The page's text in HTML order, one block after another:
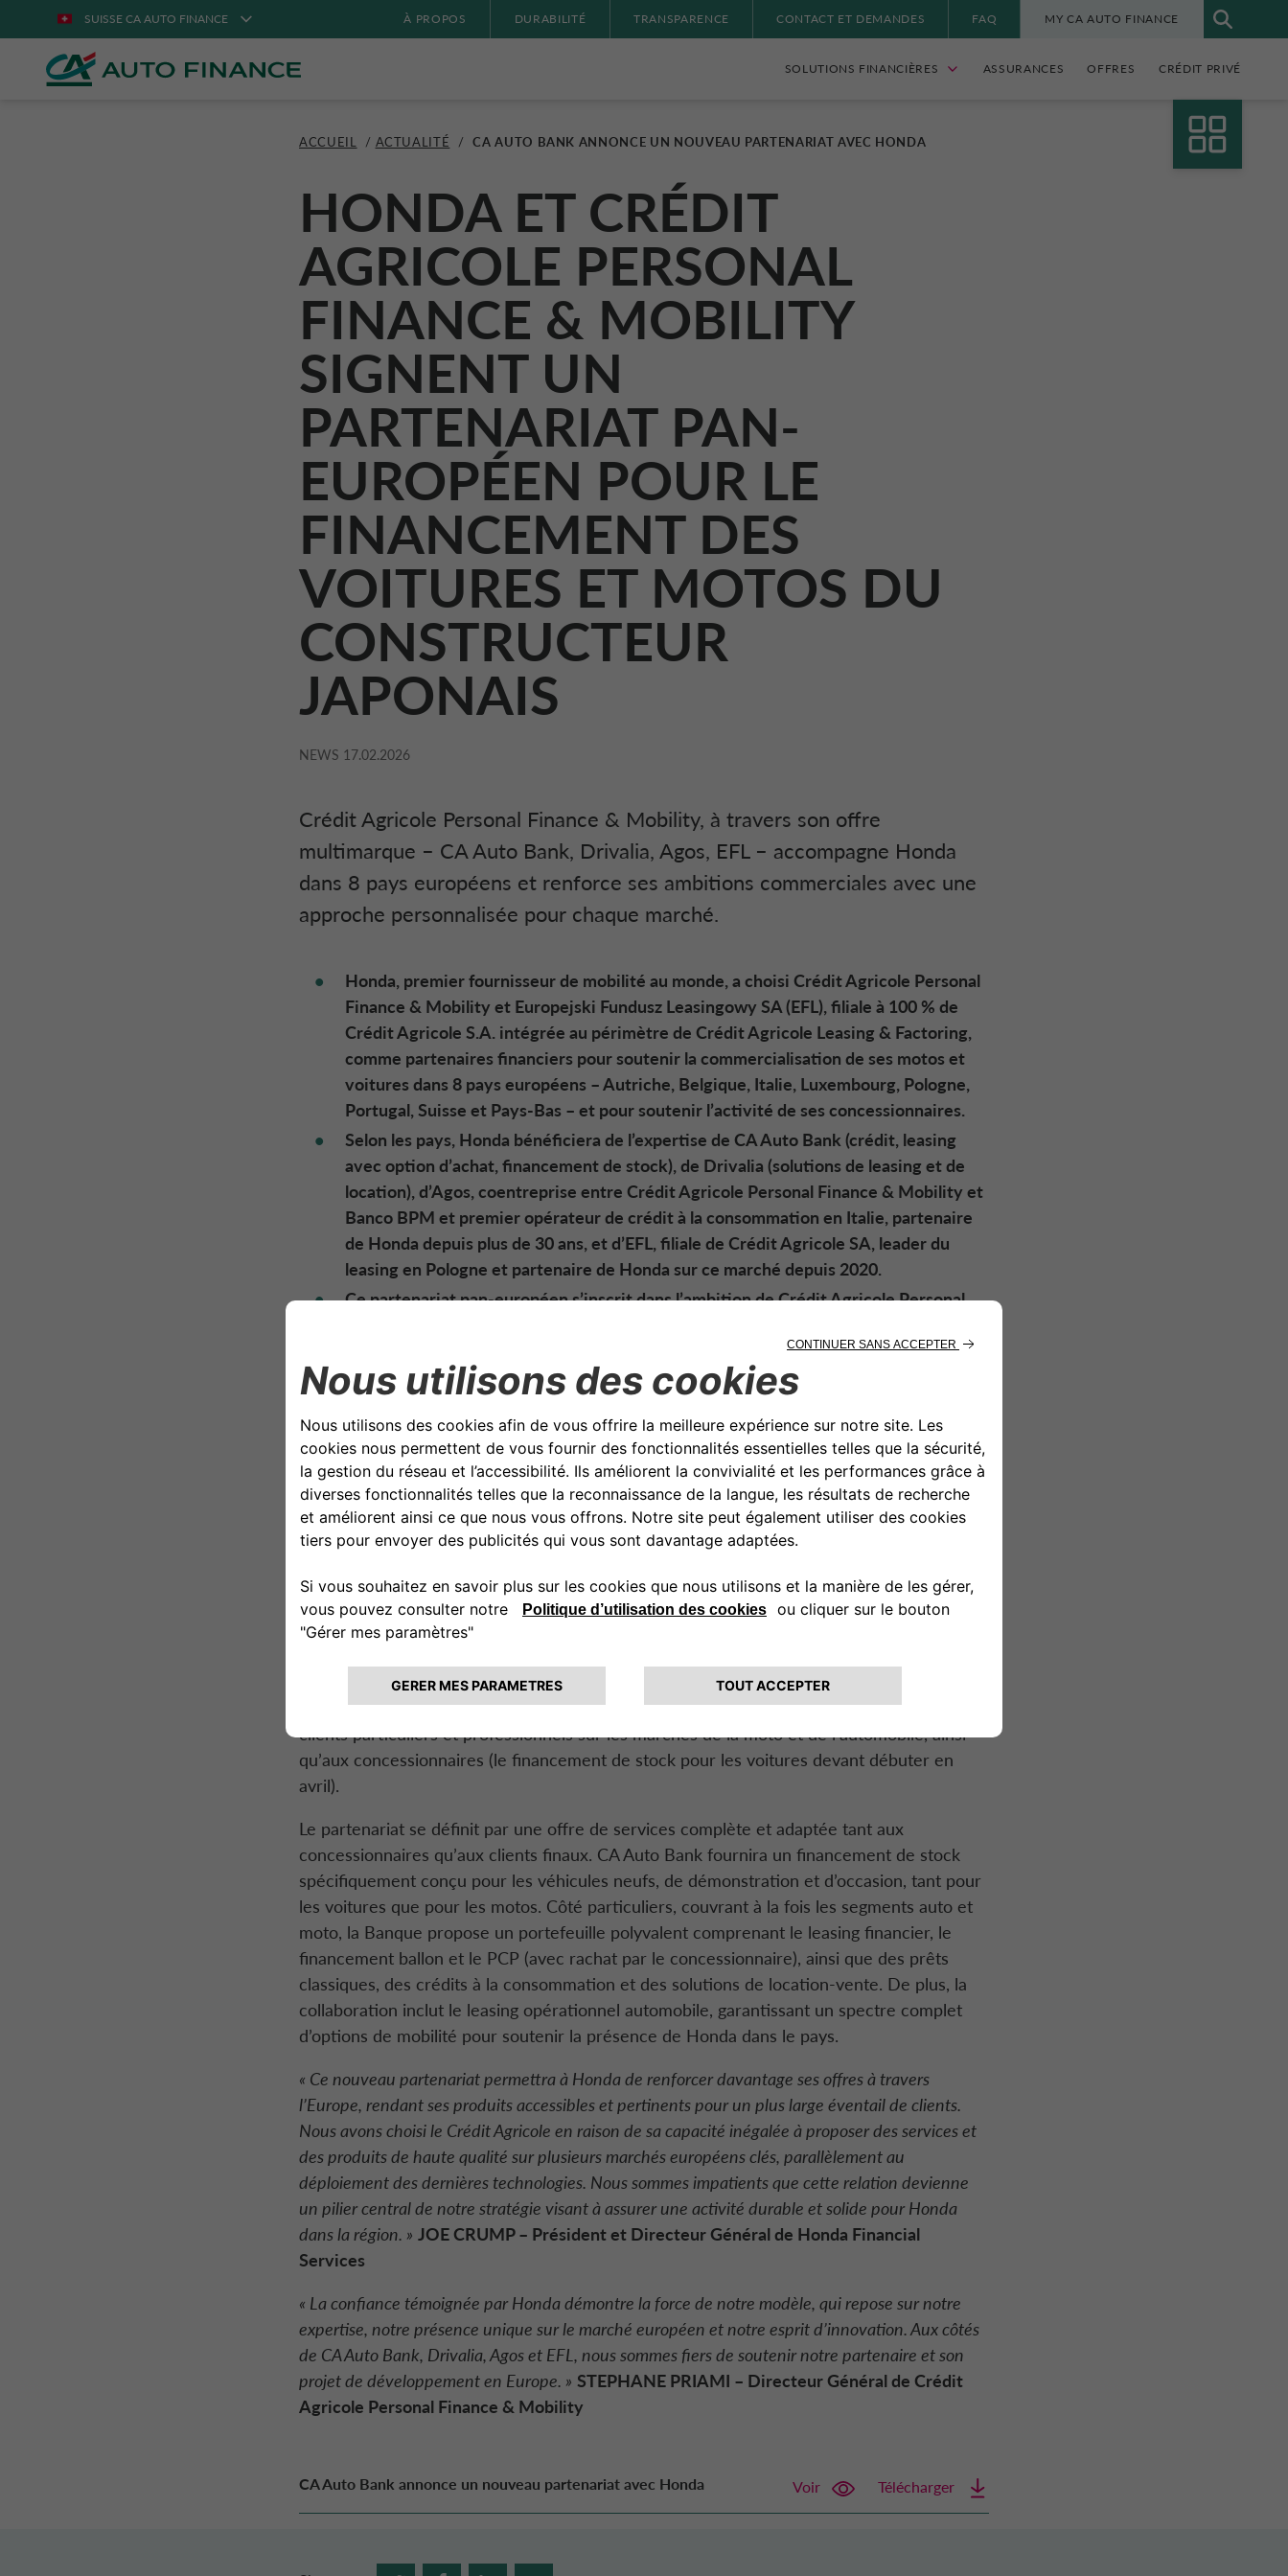
SUISSE CA AUTO FINANCE À PROPOS DURABILITÉ TRANSPARENCE CONTACT ET DEMANDES FAQ MY CA AUTO FINANCE
SOLUTIONS FINANCIÈRES ASSURANCES OFFRES CRÉDIT PRIVÉ
ACCUEIL / ACTUALITÉ / CA AUTO BANK ANNONCE UN NOUVEAU PARTENARIAT AVEC HONDA
HONDA ET CRÉDIT
AGRICOLE PERSONAL
FINANCE & MOBILITY
SIGNENT UN
PARTENARIAT PAN-
EUROPÉEN POUR LE
FINANCEMENT DES
VOITURES ET MOTOS DU
CONSTRUCTEUR
JAPONAIS
NEWS 17.02.2026
Crédit Agricole Personal Finance & Mobility, à travers son offre
multimarque – CA Auto Bank, Drivalia, Agos, EFL – accompagne Honda
dans 8 pays européens et renforce ses ambitions commerciales avec une
approche personnalisée pour chaque marché.
Honda, premier fournisseur de mobilité au monde, a choisi Crédit Agricole Personal
Finance & Mobility et Europejski Fundusz Leasingowy SA (EFL), filiale à 100 % de
Crédit Agricole S.A. intégrée au périmètre de Crédit Agricole Leasing & Factoring,
comme partenaires financiers pour soutenir la commercialisation de ses motos et
voitures dans 8 pays européens – Autriche, Belgique, Italie, Luxembourg, Pologne,
Portugal, Suisse et Pays-Bas – et pour soutenir l’activité de ses concessionnaires.
Selon les pays, Honda bénéficiera de l’expertise de CA Auto Bank (crédit, leasing
avec option d’achat, financement de stock), de Drivalia (solutions de leasing et de
location), d’Agos, coentreprise entre Crédit Agricole Personal Finance & Mobility et
Banco BPM et premier opérateur de crédit à la consommation en Italie, partenaire
de Honda depuis plus de 30 ans, et d’EFL, filiale de Crédit Agricole SA, leader du
leasing en Pologne et partenaire de Honda sur ce marché depuis 2020.
Ce partenariat pan-européen s’inscrit dans l’ambition de Crédit Agricole Personal
Depuis le 1er janvier 2026, Crédit Agricole Personal Finance & Mobility, à travers ses
filiales CA Auto Bank, Drivalia, Agos et EFL, opère sous la marque blanche Honda Financial
Services en Italie, en Pologne, au Portugal et en Suisse. En Autriche, le partenariat prendra
effet le 1er mars 2026, tandis qu’en Belgique, au Luxembourg et aux Pays-Bas, il débutera
le 1er avril 2026. La banque propose une large gamme de solutions de financement pour
les clients particuliers et professionnels (prêts classiques, leasings, locations longue durée,
etc.) ainsi que des solutions de financement de stocks pour les concessionnaires.
Pour soutenir les ambitions du constructeur japonais, le Crédit Agricole a adapté son offre
à chaque pays.
En Suisse, CA Auto Bank – opérant via sa filiale locale, CA Auto Finance Suisse SA –
élargira son partenariat existant depuis 2024 pour fournir des solutions financières aux
clients particuliers et professionnels sur les marchés de la moto et de l’automobile, ainsi
qu’aux concessionnaires (le financement de stock pour les voitures devant débuter en
avril).
Le partenariat se définit par une offre de services complète et adaptée tant aux
concessionnaires qu’aux clients finaux. CA Auto Bank fournira un financement de stock
spécifiquement conçu pour les véhicules neufs, de démonstration et d’occasion, tant pour
les voitures que pour les motos. Côté particuliers, couvrant à la fois les segments auto et
moto, la Banque propose un portefeuille polyvalent comprenant le leasing financier, le
financement ballon et le PCP (avec rachat par le concessionnaire), ainsi que des prêts
classiques, des crédits à la consommation et des solutions de location-vente. De plus, la
collaboration inclut le leasing opérationnel automobile, garantissant un spectre complet
d’options de mobilité pour soutenir la présence de Honda dans le pays.
« Ce nouveau partenariat permettra à Honda de renforcer davantage ses offres à travers
l’Europe, rendant ses produits accessibles et pertinents pour un plus large éventail de clients.
Nous avons choisi le Crédit Agricole en raison de sa capacité inégalée à proposer des services et
des produits de haute qualité sur plusieurs marchés européens clés, parallèlement au
déploiement des dernières technologies. Nous sommes impatients que cette relation devienne
un pilier central de notre stratégie visant à assurer une activité durable et solide pour Honda
dans la région. » JOE CRUMP – Président et Directeur Général de Honda Financial
Services
« La confiance témoignée par Honda démontre la force de notre modèle, qui repose sur notre
expertise, notre présence unique sur le marché européen et notre esprit d’innovation. Aux côtés
de CA Auto Bank, Drivalia, Agos et EFL, nous sommes fiers de soutenir notre partenaire et son
projet de développement en Europe. » STEPHANE PRIAMI – Directeur Général de Crédit
Agricole Personal Finance & Mobility
CA Auto Bank annonce un nouveau partenariat avec Honda Voir Télécharger